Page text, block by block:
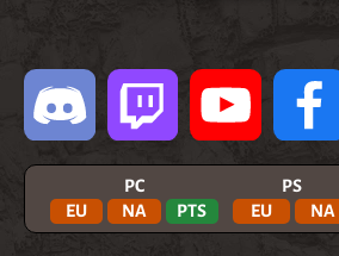
PC
EU
NA PTS
PS
EU
NA